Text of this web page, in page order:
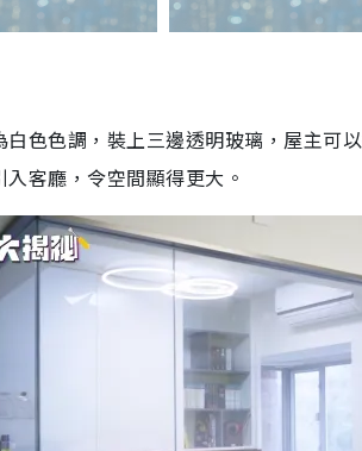
白色色調，裝上三邊透明玻璃，屋主可
入客廳，令空間顯得更大。